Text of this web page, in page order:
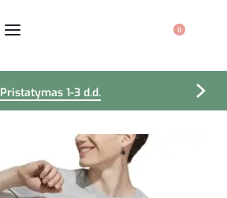
0
Pristatymas 1-3 d.d.